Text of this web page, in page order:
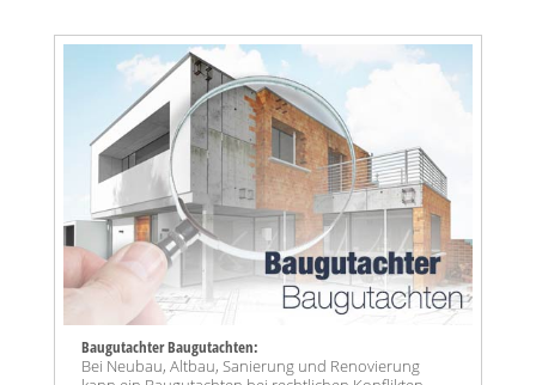
Baugutachter Baugutachten:
Bei Neubau, Altbau, Sanierung und Renovierung